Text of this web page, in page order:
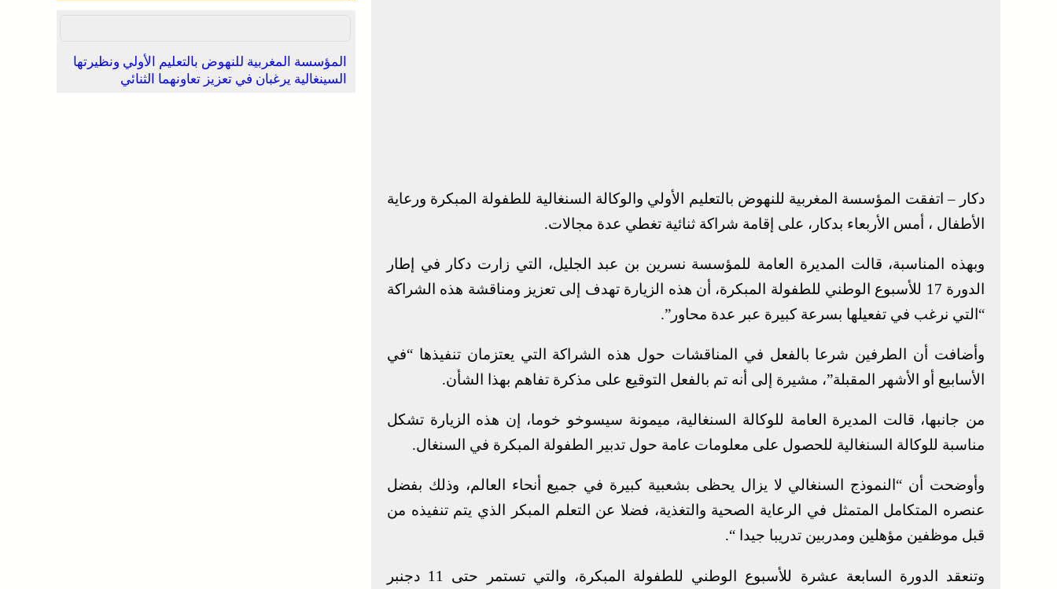
دكار – اتفقت المؤسسة المغربية للنهوض بالتعليم الأولي والوكالة السنغالية للطفولة المبكرة ورعاية
الأطفال ، أمس الأربعاء بدكار، على إقامة شراكة ثنائية تغطي عدة مجالات.
وبهذه المناسبة، قالت المديرة العامة للمؤسسة نسرين بن عبد الجليل، التي زارت دكار في إطار
الدورة 17 للأسبوع الوطني للطفولة المبكرة، أن هذه الزيارة تهدف إلى تعزيز ومناقشة هذه الشراكة
“التي نرغب في تفعيلها بسرعة كبيرة عبر عدة محاور”.
وأضافت أن الطرفين شرعا بالفعل في المناقشات حول هذه الشراكة التي يعتزمان تنفيذها “في
الأسابيع أو الأشهر المقبلة”، مشيرة إلى أنه تم بالفعل التوقيع على مذكرة تفاهم بهذا الشأن.
من جانبها، قالت المديرة العامة للوكالة السنغالية، ميمونة سيسوخو خوما، إن هذه الزيارة تشكل
مناسبة للوكالة السنغالية للحصول على معلومات عامة حول تدبير الطفولة المبكرة في السنغال.
وأوضحت أن “النموذج السنغالي لا يزال يحظى بشعبية كبيرة في جميع أنحاء العالم، وذلك بفضل
عنصره المتكامل المتمثل في الرعاية الصحية والتغذية، فضلا عن التعلم المبكر الذي يتم تنفيذه من
قبل موظفين مؤهلين ومدربين تدريبا جيدا “.
وتنعقد الدورة السابعة عشرة للأسبوع الوطني للطفولة المبكرة، والتي تستمر حتى 11 دجنبر
المؤسسة المغربية للنهوض بالتعليم الأولي ونظيرتها
السينغالية يرغبان في تعزيز تعاونهما الثنائي